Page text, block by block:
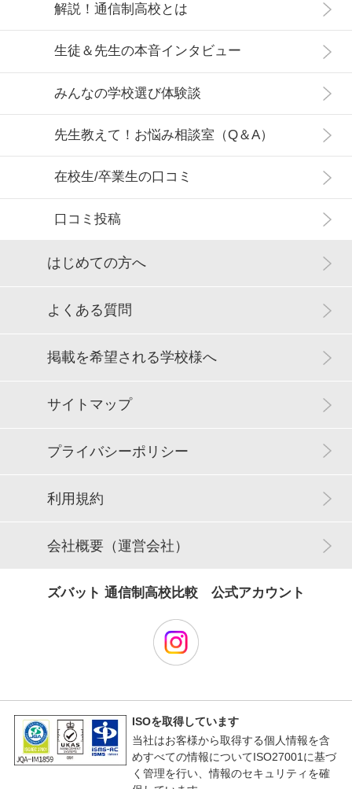
解説！通信制高校とは
生徒＆先生の本音インタビュー
みんなの学校選び体験談
先生教えて！お悩み相談室（Q＆A）
在校生/卒業生の口コミ
口コミ投稿
はじめての方へ
よくある質問
掲載を希望される学校様へ
サイトマップ
プライバシーポリシー
利用規約
会社概要（運営会社）
ズバット 通信制高校比較 公式アカウント
ISOを取得しています
当社はお客様から取得する個人情報を含
めすべての情報についてISO27001に基づ
く管理を行い、情報のセキュリティを確